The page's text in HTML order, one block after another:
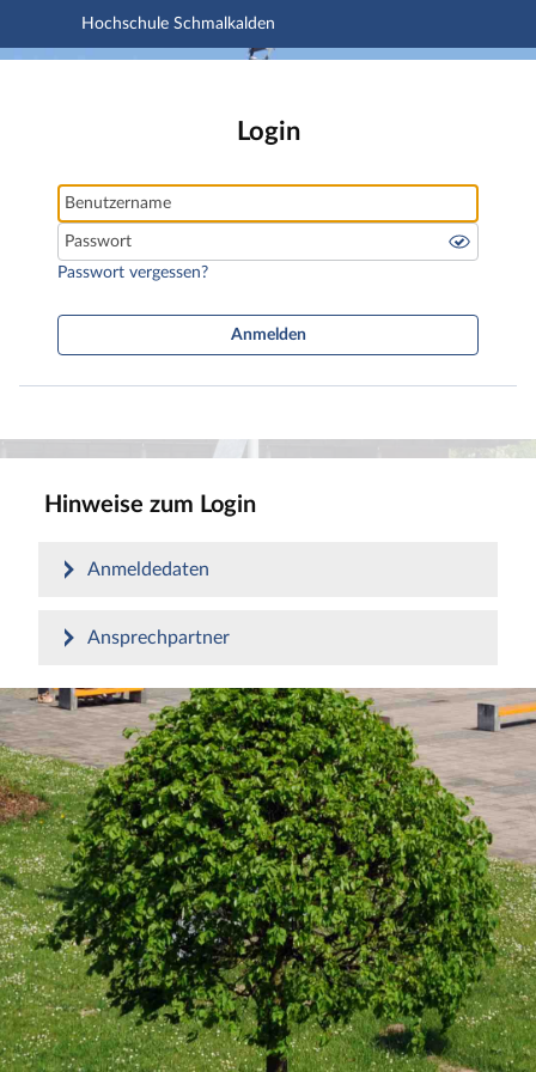
Hauptnavigation
Hochschule Schmalkalden
Login
Benutzername
Passwort
Passwort vergessen?
Anmelden
Hinweise zum Login
Anmeldedaten
Ansprechpartner